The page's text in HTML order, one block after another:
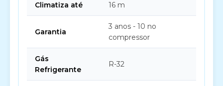
Climatiza até 16 m
Garantia
3 anos - 10 no
compressor
Gás
Refrigerante
R-32